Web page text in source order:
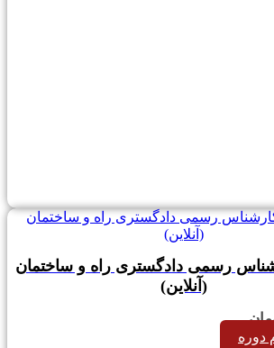
رسمی دادگستری راه و ساختمان
(آنلاین)
دوره